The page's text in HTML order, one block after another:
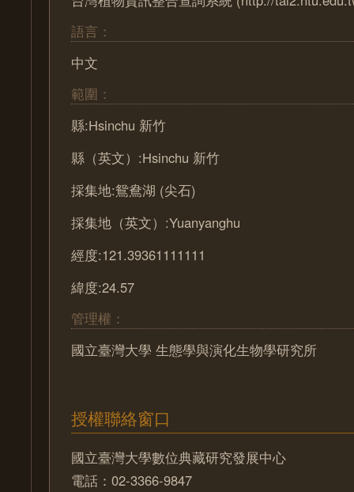
語言：
中文
範圍：
縣:Hsinchu 新竹
縣（英文）:Hsinchu 新竹
採集地:鴛鴦湖 (尖石)
採集地（英文）:Yuanyanghu
經度:121.39361111111
緯度:24.57
管理權：
國立臺灣大學 生態學與演化生物學研究所
授權聯絡窗口
國立臺灣大學數位典藏研究發展中心
電話：02-3366-9847